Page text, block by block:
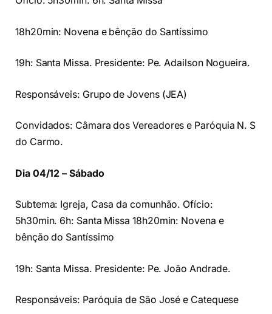
18h20min: Novena e bênção do Santíssimo
19h: Santa Missa. Presidente: Pe. Adailson Nogueira.
Responsáveis: Grupo de Jovens (JEA)
Convidados: Câmara dos Vereadores e Paróquia N. S
do Carmo.
Dia 04/12 – Sábado
Subtema: Igreja, Casa da comunhão. Ofício:
5h30min. 6h: Santa Missa 18h20min: Novena e
bênção do Santíssimo
19h: Santa Missa. Presidente: Pe. João Andrade.
Responsáveis: Paróquia de São José e Catequese